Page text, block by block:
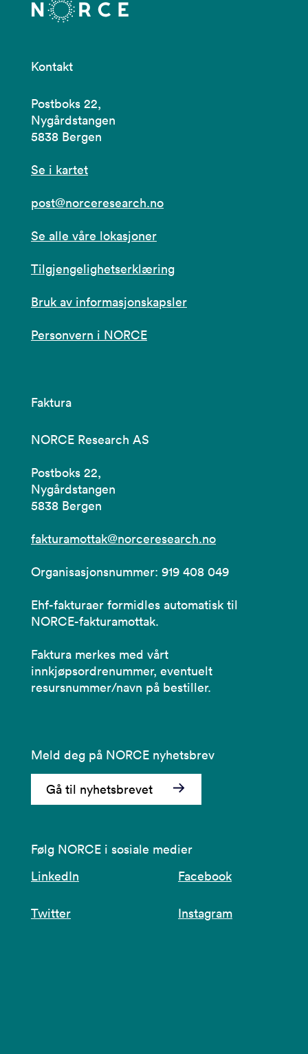
Kontakt
Postboks 22,
Nygårdstangen
5838 Bergen
Se i kartet
post@norceresearch.no
Se alle våre lokasjoner
Tilgjengelighetserklæring
Bruk av informasjonskapsler
Personvern i NORCE
Faktura
NORCE Research AS
Postboks 22,
Nygårdstangen
5838 Bergen
fakturamottak@norceresearch.no
Organisasjonsnummer: 919 408 049
Ehf-fakturaer formidles automatisk til
NORCE-fakturamottak.
Faktura merkes med vårt
innkjøpsordrenummer, eventuelt
resursnummer/navn på bestiller.
Meld deg på NORCE nyhetsbrev
Gå til nyhetsbrevet
Følg NORCE i sosiale medier
LinkedIn
Facebook
Twitter Instagram